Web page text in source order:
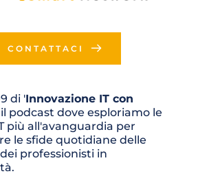
CONTATTACI
di 'Innovazione IT con
il podcast dove esploriamo le
più all'avanguardia per
le sfide quotidiane delle
professionisti in